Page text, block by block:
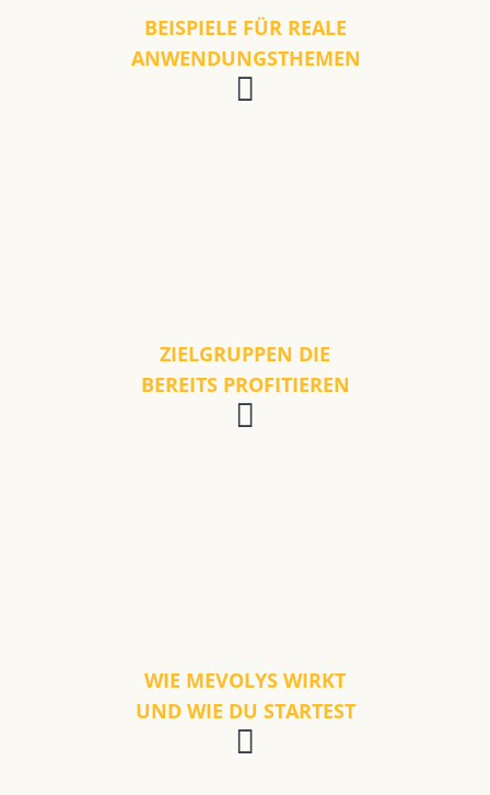
BEISPIELE FÜR REALE
ANWENDUNGSTHEMEN
ZIELGRUPPEN DIE
BEREITS PROFITIEREN
WIE MEVOLYS WIRKT
UND WIE DU STARTEST